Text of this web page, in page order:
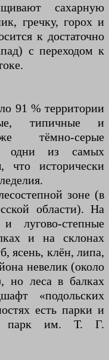
сахарную
гречку, горох и
к достаточно
с переходом к
91 % территории
типичные и
тёмно-серые
одни из самых
что исторически
зоне (в
области). На
лугово-степные
и на склонах
ясень, клён, липа,
невелик (около
но леса в балках
«подольских
есть парки и
парк им. Т. Г.